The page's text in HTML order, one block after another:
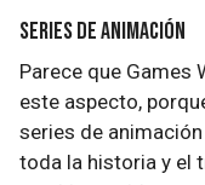
Series de animación
Parece que Games
este aspecto,
series de
toda la historia y el